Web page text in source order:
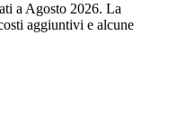
a Agosto 2026. La
aggiuntivi e alcune